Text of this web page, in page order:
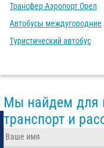
Трансфер Аэропорт Орел
Автобусы междугородние
Туристический автобус
Мы найдем для
транспорт и